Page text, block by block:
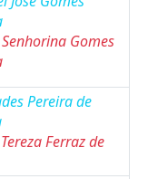
Gomes
Pereira de
Ferraz de